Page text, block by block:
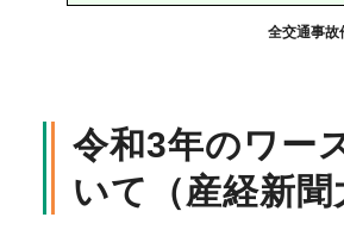
全交通事
令和3年のワー
いて（産経新聞